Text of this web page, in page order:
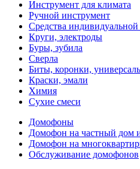
Инструмент для климата
Ручной инструмент
Средства
Круги, электроды
Буры, зубила
Сверла
Биты, коронки,
Краски, эмали
Химия
Сухие смеси
Домофоны
Домофон на частный дом
Домофон на
Обслуживание домофонов